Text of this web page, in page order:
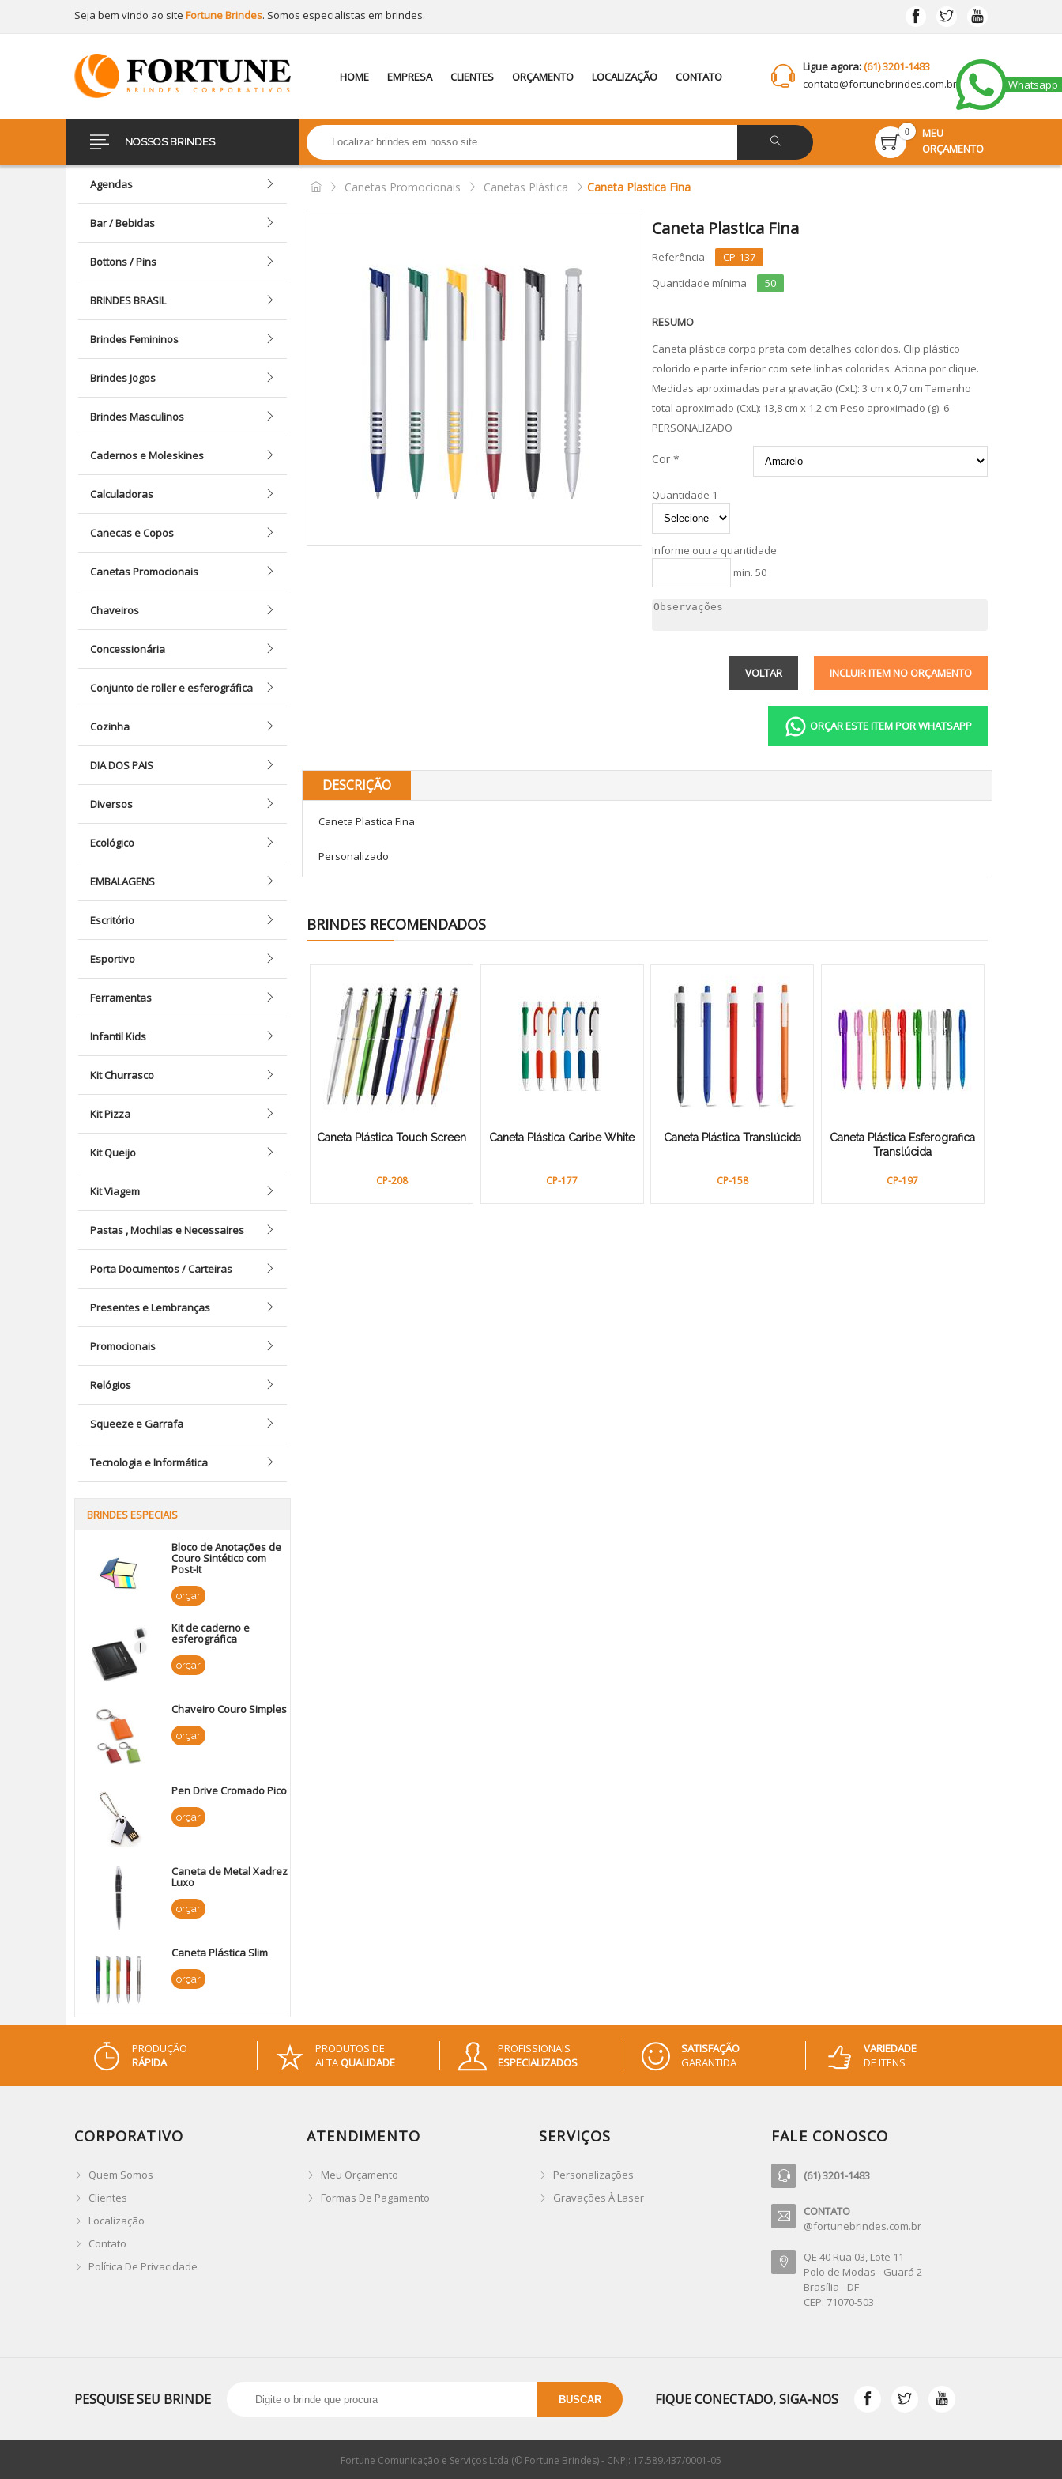
Whatsapp
Seja bem vindo ao site Fortune Brindes. Somos especialistas em brindes.
HOME EMPRESA CLIENTES ORÇAMENTO LOCALIZAÇÃO CONTATO
Ligue agora:(61) 3201-1483
contato@fortunebrindes.com.br
NOSSOS BRINDES
0
MEU
ORÇAMENTO
Agendas
Bar / Bebidas
Bottons / Pins
BRINDES BRASIL
Brindes Femininos
Brindes Jogos
Brindes Masculinos
Cadernos e Moleskines
Calculadoras
Canecas e Copos
Canetas Promocionais
Chaveiros
Concessionária
Conjunto de roller e esferográfica
Cozinha
DIA DOS PAIS
Diversos
Ecológico
EMBALAGENS
Escritório
Esportivo
Ferramentas
Infantil Kids
Kit Churrasco
Kit Pizza
Kit Queijo
Kit Viagem
Pastas , Mochilas e Necessaires
Porta Documentos / Carteiras
Presentes e Lembranças
Promocionais
Relógios
Squeeze e Garrafa
Tecnologia e Informática
BRINDES ESPECIAIS
Bloco de Anotações de
Couro Sintético com
Post-It
orçar
Kit de caderno e
esferográfica
orçar
Chaveiro Couro Simples
orçar
Pen Drive Cromado Pico
orçar
Caneta de Metal Xadrez
Luxo
orçar
Caneta Plástica Slim
orçar
Canetas Promocionais Canetas Plástica Caneta Plastica Fina
Caneta Plastica Fina
Referência
CP-137
Quantidade mínima
50
RESUMO
Caneta plástica corpo prata com detalhes coloridos. Clip plástico
colorido e parte inferior com sete linhas coloridas. Aciona por clique.
Medidas aproximadas para gravação (CxL): 3 cm x 0,7 cm Tamanho
total aproximado (CxL): 13,8 cm x 1,2 cm Peso aproximado (g): 6
PERSONALIZADO
Cor *
Quantidade 1
Informe outra quantidade
min. 50
INCLUIR ITEM NO ORÇAMENTO
VOLTAR
ORÇAR ESTE ITEM POR WHATSAPP
DESCRIÇÃO
Caneta Plastica Fina
Personalizado
BRINDES RECOMENDADOS
Caneta Plástica Touch Screen
CP-208
Caneta Plástica Caribe White
CP-177
Caneta Plástica Translúcida
CP-158
Caneta Plástica Esferografica
Translúcida
CP-197
PRODUÇÃO
RÁPIDA
PRODUTOS DE
ALTAQUALIDADE
PROFISSIONAIS
ESPECIALIZADOS
SATISFAÇÃO
GARANTIDA
VARIEDADE
DE ITENS
CORPORATIVO
Quem Somos
Clientes
Localização
Contato
Política De Privacidade
ATENDIMENTO
Meu Orçamento
Formas De Pagamento
SERVIÇOS
Personalizações
Gravações À Laser
FALE CONOSCO
(61) 3201-1483
CONTATO
@fortunebrindes.com.br
QE 40 Rua 03, Lote 11
Polo de Modas - Guará 2
Brasília - DF
CEP: 71070-503
PESQUISE SEU BRINDE FIQUE CONECTADO, SIGA-NOS
Fortune Comunicação e Serviços Ltda (© Fortune Brindes) - CNPJ: 17.589.437/0001-05